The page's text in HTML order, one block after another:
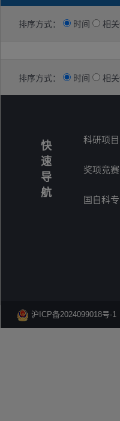
排序方式： 时间 相
排序方式： 时间 相
快
速
导
航
科研项
奖项竞
国自科
沪ICP备2024099018号-1